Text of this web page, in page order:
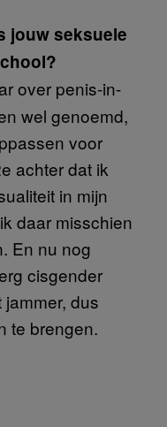
jouw seksuele
over penis-in-
wel genoemd,
voor
achter dat ik
in mijn
daar misschien
En nu nog
cisgender
dus
te brengen.